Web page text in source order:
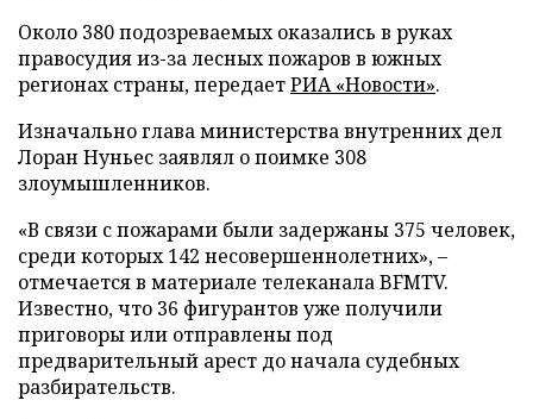
Около 380 подозреваемых оказались в руках
правосудия из-за лесных пожаров в южных
регионах страны, передаетРИА «Новости».
Изначально глава министерства внутренних дел
Лоран Нуньес заявлял о поимке 308
злоумышленников.
«В связи с пожарами были задержаны 375 человек,
среди которых 142 несовершеннолетних», –
отмечается в материале телеканала BFMTV.
Известно, что 36 фигурантов уже получили
приговоры или отправлены под
предварительный арест до начала судебных
разбирательств.